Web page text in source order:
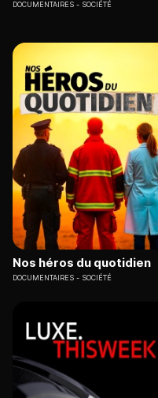
DOCUMENTAIRES SOCIÉTÉ
Nos héros du quotidien
DOCUMENTAIRES SOCIÉTÉ